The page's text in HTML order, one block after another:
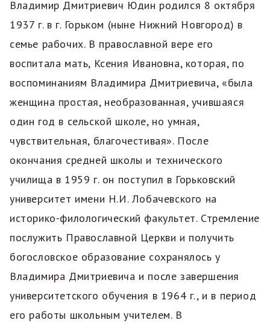
Владимир Дмитриевич Юдин родился 8 октября
1937 г. в г. Горьком (ныне Нижний Новгород) в
семье рабочих. В православной вере его
воспитала мать, Ксения Ивановна, которая, по
воспоминаниям Владимира Дмитриевича, «была
женщина простая, необразованная, учившаяся
один год в сельской школе, но умная,
чувствительная, благочестивая». После
окончания средней школы и технического
училища в 1959 г. он поступил в Горьковский
университет имени Н.И. Лобачевского на
историко-филологический факультет. Стремление
послужить Православной Церкви и получить
богословское образование сохранялось у
Владимира Дмитриевича и после завершения
университетского обучения в 1964 г., и в период
его работы школьным учителем. В